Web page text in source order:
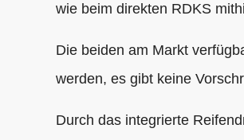
wie beim direkten RDKS
Die beiden am Markt
werden, es gibt keine
Durch das integrierte